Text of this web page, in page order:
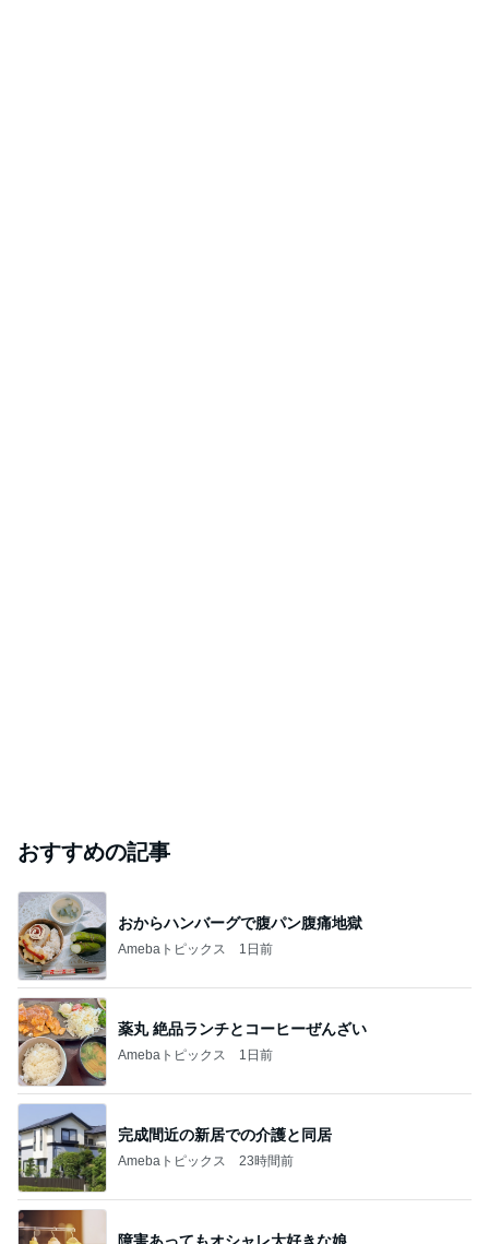
おすすめの記事
おからハンバーグで腹パン腹痛地獄
Amebaトピックス 1日前
薬丸 絶品ランチとコーヒーぜんざい
Amebaトピックス 1日前
完成間近の新居での介護と同居
Amebaトピックス 23時間前
障害あってもオシャレ大好きな娘